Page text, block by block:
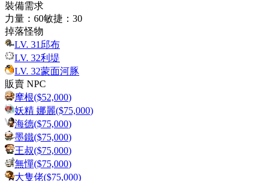
裝備需求
力量 ： 60敏捷 ： 30
掉落怪物
LV. 31邱布
LV. 32利堤
LV. 32蒙面河豚
販賣 NPC
摩根($52,000)
妖精 娜麗($75,000)
海德($75,000)
墨鐵($75,000)
王叔($75,000)
無憚($75,000)
大隻佬($75,000)